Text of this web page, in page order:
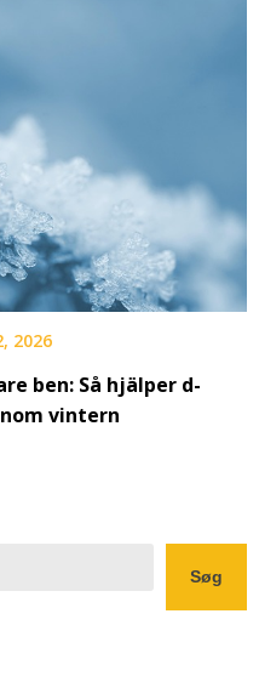
2026
ben: Så hjälper d-
vintern
Søg